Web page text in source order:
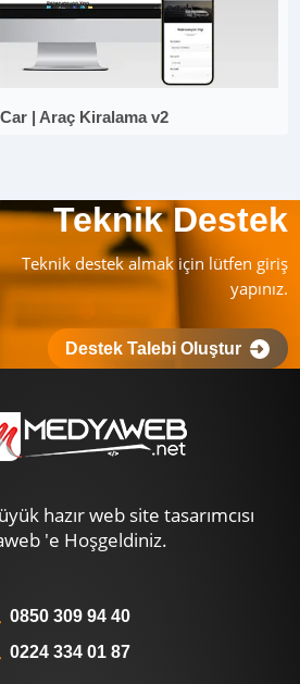
| Araç Kiralama v2
Teknik Destek
Teknik destek almak için lütfen giriş
yapınız.
Destek Talebi Oluştur
hazır web site tasarımcısı
'e Hoşgeldiniz.
0850 309 94 40
0224 334 01 87